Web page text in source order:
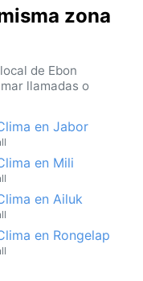
zona
de Ebon
llamadas o
en Jabor
en Mili
en Ailuk
en Rongelap